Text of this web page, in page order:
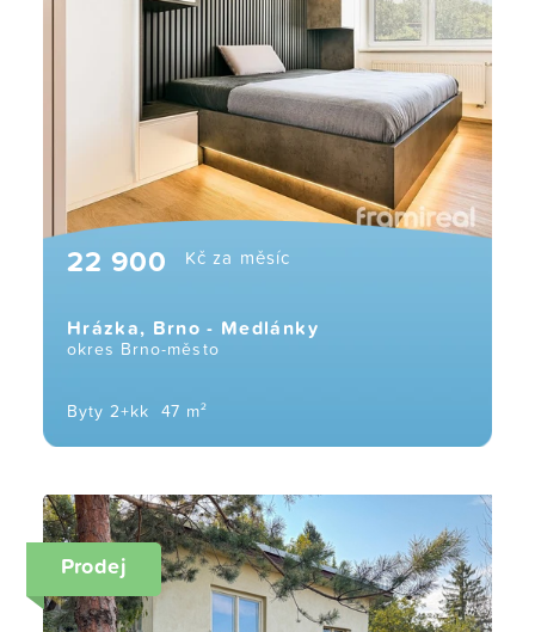
22 900 Kč za měsíc
Hrázka, Brno - Medlánky
okres Brno-město
Byty 2+kk 47 m²
Prodej